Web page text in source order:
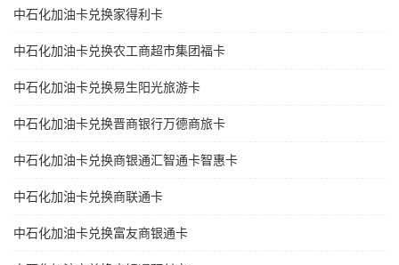
中石化加油卡兑换家得利卡
中石化加油卡兑换农工商超市集团福卡
中石化加油卡兑换易生阳光旅游卡
中石化加油卡兑换晋商银行万德商旅卡
中石化加油卡兑换商银通汇智通卡智惠卡
中石化加油卡兑换商联通卡
中石化加油卡兑换富友商银通卡